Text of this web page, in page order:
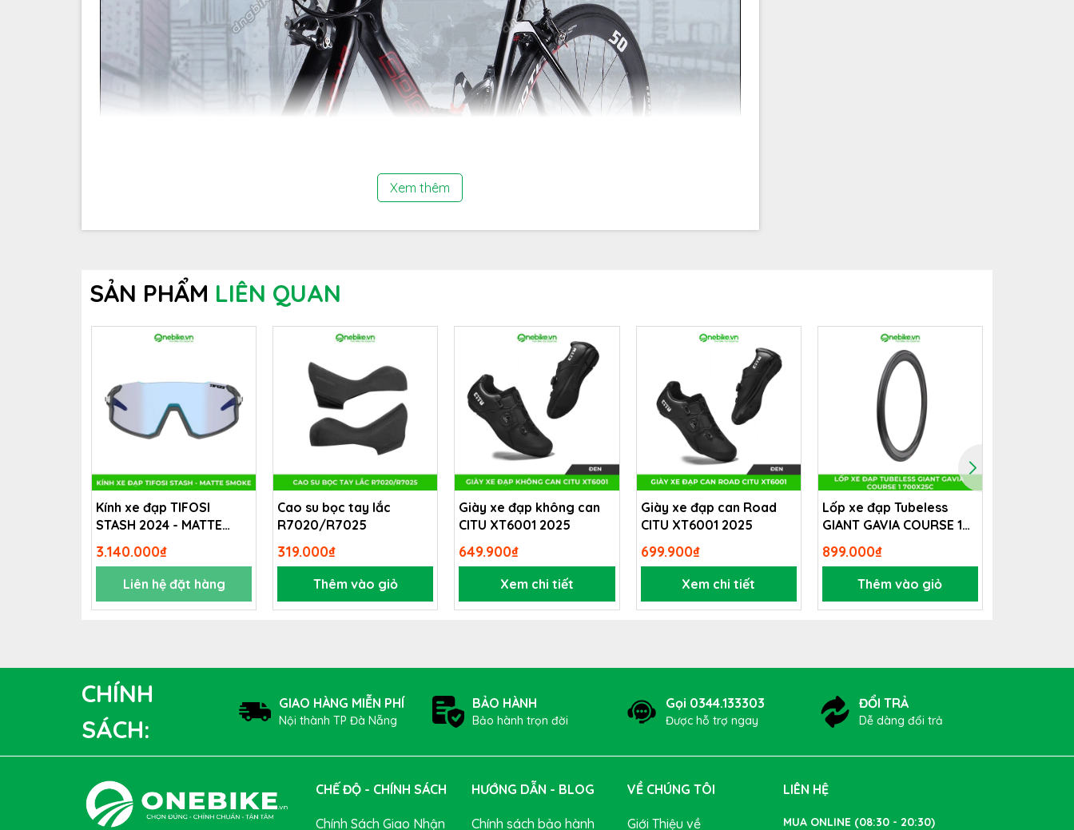
DEUTER KW-7073 là RULO đạp xe trong nhà thuộc phân khúc giá rẻ của hãng Deuter. Thương hiệu nổi tiếng với
các thiết bị luyện tập xe đạp tại nhà uy tín chất lượng, sản phẩm thiết kế đơn giãn, dễ sử dụng, giá cả hợp lý.
Xem thêm
SẢN PHẨM LIÊN QUAN
Kính xe đạp TIFOSI
STASH 2024 - MATTE
SMOKE
3.140.000₫
Liên hệ đặt hàng
Cao su bọc tay lắc
R7020/R7025
319.000₫
Thêm vào giỏ
Giày xe đạp không can
CITU XT6001 2025
649.900₫
Xem chi tiết
Giày xe đạp can Road
CITU XT6001 2025
699.900₫
Xem chi tiết
Lốp xe đạp Tubeless
GIANT GAVIA COURSE 1
700x25c
899.000₫
Thêm vào giỏ
CHÍNH
SÁCH:
GIAO HÀNG MIỄN PHÍ
Nội thành TP Đà Nẵng
BẢO HÀNH
Bảo hành trọn đời
Gọi 0344.133303
Được hỗ trợ ngay
ĐỔI TRẢ
Dễ dàng đổi trả
CHẾ ĐỘ - CHÍNH SÁCH
Chính Sách Giao Nhận
HƯỚNG DẪN - BLOG
Chính sách bảo hành
VỀ CHÚNG TÔI
Giới Thiệu về
LIÊN HỆ
MUA ONLINE (08:30 - 20:30)